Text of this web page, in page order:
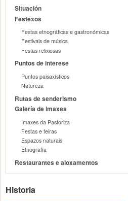
Situación
Festexos
Festas etnográficas e gastronómicas
Festivais de música
Festas relixiosas
Puntos de interese
Puntos paisaxísticos
Natureza
Rutas de senderismo
Galería de imaxes
Imaxes da Pastoriza
Festas e feiras
Espazos naturais
Etnografía
Restaurantes e aloxamentos
Historia